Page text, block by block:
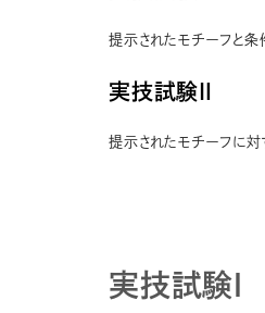
提示されたモチーフと条
実技試験Ⅱ
提示されたモチーフに対
実技試験Ⅰ